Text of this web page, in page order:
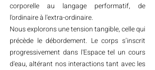
corporelle au langage performatif, de
l'ordinaire à l'extra-ordinaire.
Nous explorons une tension tangible, celle qui
précède le débordement. Le corps s’inscrit
progressivement dans l'Espace tel un cours
d'eau, altérant nos interactions tant avec les